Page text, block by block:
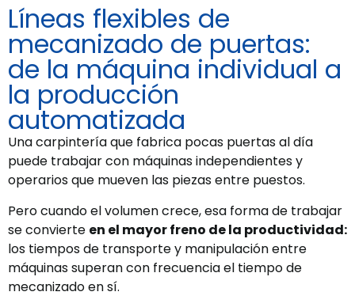
Líneas flexibles de
mecanizado de puertas:
de la máquina individual a
la producción
automatizada
Una carpintería que fabrica pocas puertas al día
puede trabajar con máquinas independientes y
operarios que mueven las piezas entre puestos.
Pero cuando el volumen crece, esa forma de trabajar
se convierte en el mayor freno de la productividad:
los tiempos de transporte y manipulación entre
máquinas superan con frecuencia el tiempo de
mecanizado en sí.